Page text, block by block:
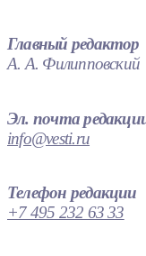
Главный редактор
А. А. Филипповский
Эл. почта
info@vesti.ru
Телефон редакции
+7 495 232 63 33